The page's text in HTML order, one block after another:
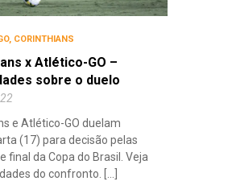
, CORINTHIANS
x Atlético-GO –
sobre o duelo
e Atlético-GO duelam
(17) para decisão pelas
final da Copa do Brasil. Veja
do confronto. [...]